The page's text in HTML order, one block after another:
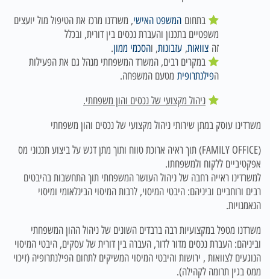
בתחום המשפט האישי, משרדנו מרכז את הטיפול מול יועצים
משפטיים בתכנון והעברת נכסים בין דורית, ובכלל
זה צוואות, עזבונות, והסכמי ממון.
במקרים רבים, המשרד המשפחתי מנהל גם את הפעילות
הפילנתרופית מטעם המשפחה.
ניהול מקצועי של נכסים והון משפחתי.
משרדינו עוסק במתן שירותי ניהול מקצועי של נכסים והון משפחתי
(FAMILY OFFICE) תוך ראיה ארוכת טווח ותוך מתן דגש על ביצוע תכנוני מס
אפקטיביים ללקוח ולמשפחתו.
למשרדינו ראייה רחבה של ניהול העושר המשפחתי תוך התחשבות בהיבטים
רבים ורוחביים וביניהם: היבטי המיסוי, לרבות המיסוי הבינלאומי ומיסוי
הנאמנויות.
משרדנו מטפל במקצועיות רבה ברבדים השונים של ניהול ההון המשפחתי
וביניהם: העברת נכסים מדור לדור, העברה בין דורית של עסקים, היבטי המיסוי
הנוגעים לצוואות , ירושות והיבטי המיסוי המשיקים לתחום הפילנתרופיה (זיכוי
ממס בגין תרומה לקהילה).